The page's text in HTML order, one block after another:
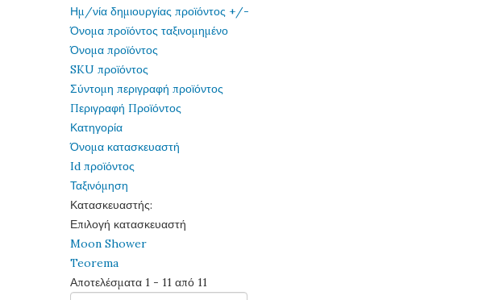
Ημ/νία δημιουργίας προϊόντος +/-
Όνομα προϊόντος ταξινομημένο
Όνομα προϊόντος
SKU προϊόντος
Σύντομη περιγραφή προϊόντος
Περιγραφή Προϊόντος
Κατηγορία
Όνομα κατασκευαστή
Id προϊόντος
Ταξινόμηση
Κατασκευαστής:
Επιλογή κατασκευαστή
Moon Shower
Teorema
Αποτελέσματα 1 - 11 από 11